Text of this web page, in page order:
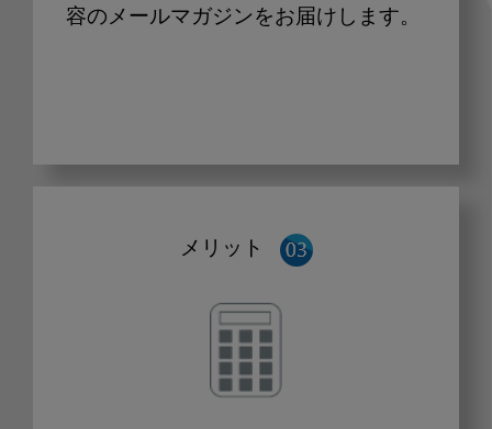
容のメールマガジンをお届けします。
メリット